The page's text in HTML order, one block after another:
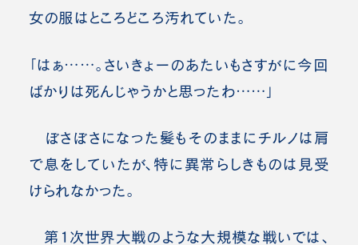
女の服はところどころ汚れていた。
「はぁ……。さいきょーのあたいもさすがに今回
ばかりは死んじゃうかと思ったわ……」
ぼさぼさになった髪もそのままにチルノは肩
で息をしていたが、特に異常らしきものは見受
けられなかった。
第1次世界大戦のような大規模な戦いでは、